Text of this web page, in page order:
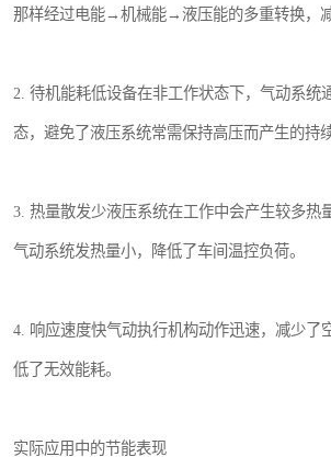
那样经过电能→机械能→液压能的多重转换，减
2. 待机能耗低设备在非工作状态下，气动系统
态，避免了液压系统常需保持高压而产生的持
3. 热量散发少液压系统在工作中会产生较多热
气动系统发热量小，降低了车间温控负荷。
4. 响应速度快气动执行机构动作迅速，减少了
低了无效能耗。
实际应用中的节能表现